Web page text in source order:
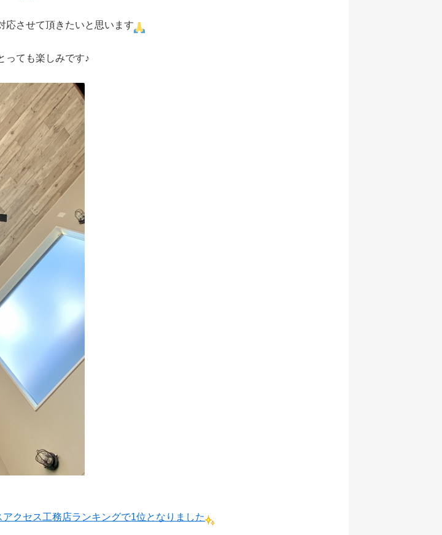
応させて頂きたいと思います
っても楽しみです♪
クセス工務店ランキングで1位となりました